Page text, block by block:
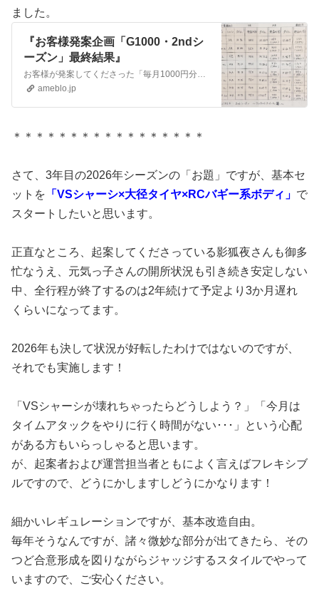
ました。
『お客様発案企画「G1000・2ndシ
ーズン」最終結果』
お客様が発案してくださった「毎月1000円分までチューンできる」という主旨の当企画。 2024年の1stシーズンにおいては、ルーレットで「シャーシとタイヤサイ…
ameblo.jp
＊＊＊＊＊＊＊＊＊＊＊＊＊＊＊＊＊
さて、3年目の2026年シーズンの「お題」ですが、基本セ
ットを 「VSシャーシ×大径タイヤ×RCバギー系ボディ」 で
スタートしたいと思います。
正直なところ、起案してくださっている影狐夜さんも御多
忙なうえ、元気っ子さんの開所状況も引き続き安定しない
中、全行程が終了するのは2年続けて予定より3か月遅れ
くらいになってます。
2026年も決して状況が好転したわけではないのですが、
それでも実施します！
「VSシャーシが壊れちゃったらどうしよう？」「今月は
タイムアタックをやりに行く時間がない･･･」という心配
がある方もいらっしゃると思います。
が、起案者および運営担当者ともによく言えばフレキシブ
ルですので、どうにかしますしどうにかなります！
細かいレギュレーションですが、基本改造自由。
毎年そうなんですが、諸々微妙な部分が出てきたら、その
つど合意形成を図りながらジャッジするスタイルでやって
いますので、ご安心ください。